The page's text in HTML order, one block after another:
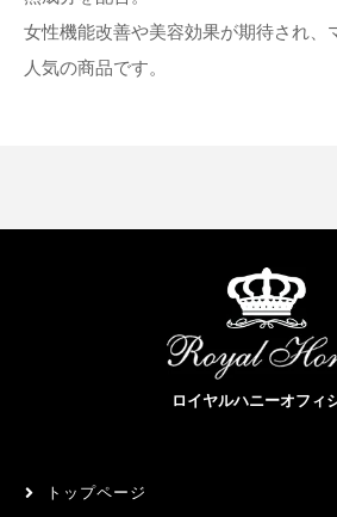
女性機能改善や美容効果が期待され、
人気の商品です。
ロイヤルハニーオフィ
トップページ